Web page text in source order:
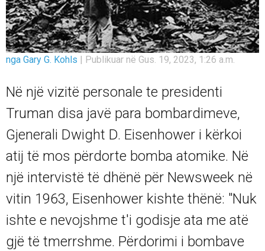
nga Gary G. Kohls | Publikuar në Gus. 19, 2023, 1:26 a.m.
Në një vizitë personale te presidenti
Truman disa javë para bombardimeve,
Gjenerali Dwight D. Eisenhower i kërkoi
atij të mos përdorte bomba atomike. Në
një intervistë të dhënë për Newsweek në
vitin 1963, Eisenhower kishte thënë: "Nuk
ishte e nevojshme t'i godisje ata me atë
gjë të tmerrshme. Përdorimi i bombave